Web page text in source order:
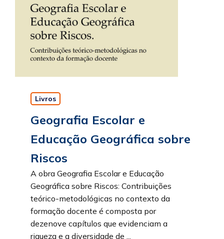
Livros
Geografia Escolar e
Educação Geográfica sobre
Riscos
A obra Geografia Escolar e Educação
Geográfica sobre Riscos: Contribuições
teórico-metodológicas no contexto da
formação docente é composta por
dezenove capítulos que evidenciam a
riqueza e a diversidade de ...